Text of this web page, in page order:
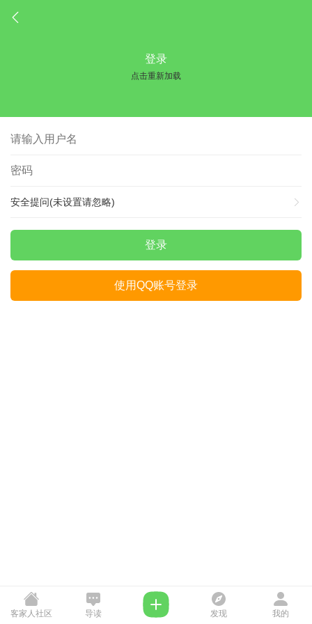
登录
点击重新加载
安全提问(未设置请忽略)
登录
使用QQ账号登录
客家人社区 导读 发现 我的